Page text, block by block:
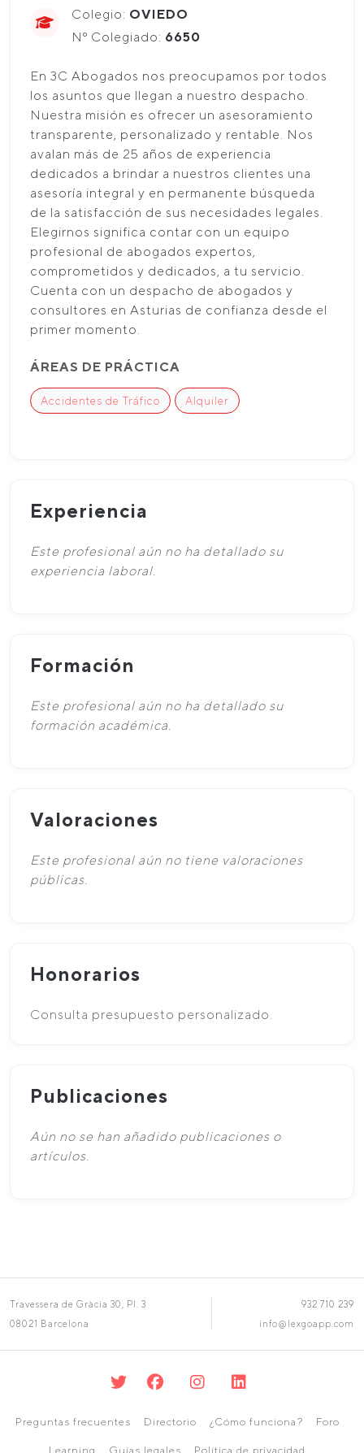
Colegio: OVIEDO
Nº Colegiado: 6650
En 3C Abogados nos preocupamos por todos
los asuntos que llegan a nuestro despacho.
Nuestra misión es ofrecer un asesoramiento
transparente, personalizado y rentable. Nos
avalan más de 25 años de experiencia
dedicados a brindar a nuestros clientes una
asesoría integral y en permanente búsqueda
de la satisfacción de sus necesidades legales.
Elegirnos significa contar con un equipo
profesional de abogados expertos,
comprometidos y dedicados, a tu servicio.
Cuenta con un despacho de abogados y
consultores en Asturias de confianza desde el
primer momento.
ÁREAS DE PRÁCTICA
Accidentes de Tráfico Alquiler
Experiencia
Este profesional aún no ha detallado su
experiencia laboral.
Formación
Este profesional aún no ha detallado su
formación académica.
Valoraciones
Este profesional aún no tiene valoraciones
públicas.
Honorarios
Consulta presupuesto personalizado.
Publicaciones
Aún no se han añadido publicaciones o
artículos.
Travessera de Gràcia 30, Pl. 3
08021 Barcelona
932 710 239
info@lexgoapp.com
Preguntas frecuentes Directorio ¿Cómo funciona? Foro
Learning Guías legales Política de privacidad